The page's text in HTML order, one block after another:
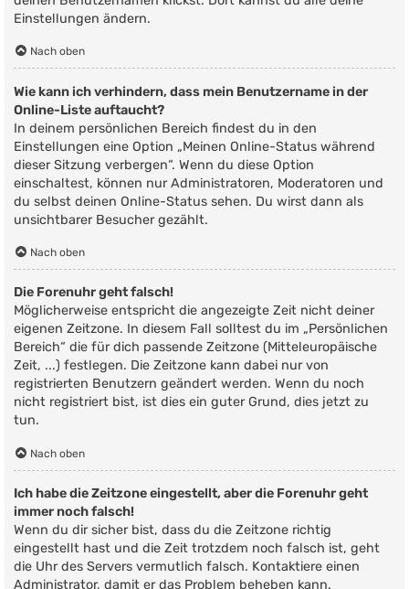
Einstellungen ändern.
Nach oben
Wie kann ich verhindern, dass mein Benutzername in der
Online-Liste auftaucht?
In deinem persönlichen Bereich findest du in den
Einstellungen eine Option „Meinen Online-Status während
dieser Sitzung verbergen“. Wenn du diese Option
einschaltest, können nur Administratoren, Moderatoren und
du selbst deinen Online-Status sehen. Du wirst dann als
unsichtbarer Besucher gezählt.
Nach oben
Die Forenuhr geht falsch!
Möglicherweise entspricht die angezeigte Zeit nicht deiner
eigenen Zeitzone. In diesem Fall solltest du im „Persönlichen
Bereich“ die für dich passende Zeitzone (Mitteleuropäische
Zeit, ...) festlegen. Die Zeitzone kann dabei nur von
registrierten Benutzern geändert werden. Wenn du noch
nicht registriert bist, ist dies ein guter Grund, dies jetzt zu
tun.
Nach oben
Ich habe die Zeitzone eingestellt, aber die Forenuhr geht
immer noch falsch!
Wenn du dir sicher bist, dass du die Zeitzone richtig
eingestellt hast und die Zeit trotzdem noch falsch ist, geht
die Uhr des Servers vermutlich falsch. Kontaktiere einen
Administrator, damit er das Problem beheben kann.